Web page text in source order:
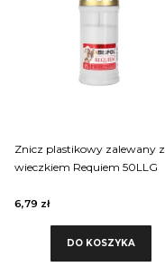
Znicz plastikowy zalewany z
wieczkiem Requiem 50LLG
6,79 zł
DO KOSZYKA